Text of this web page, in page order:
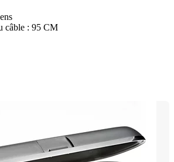
câble : 95 CM